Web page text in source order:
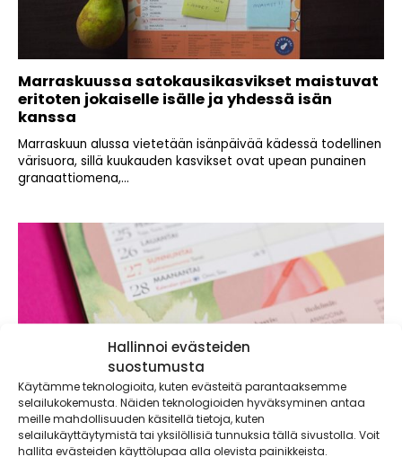
Hallinnoi evästeiden
suostumusta
Käytämme teknologioita, kuten evästeitä parantaaksemme
selailukokemusta. Näiden teknologioiden hyväksyminen antaa
meille mahdollisuuden käsitellä tietoja, kuten
selailukäyttäytymistä tai yksilöllisiä tunnuksia tällä sivustolla. Voit
hallita evästeiden käyttölupaa alla olevista painikkeista.
Marraskuussa satokausikasvikset maistuvat
eritoten jokaiselle isälle ja yhdessä isän
kanssa
Marraskuun alussa vietetään isänpäivää kädessä todellinen
värisuora, sillä kuukauden kasvikset ovat upean punainen
granaattiomena,...